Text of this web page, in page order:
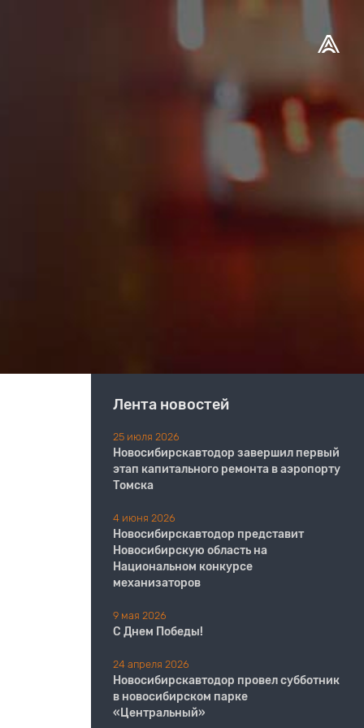
Лента новостей
25 июля 2026
Новосибирскавтодор завершил первый
этап капитального ремонта в аэропорту
Томска
4 июня 2026
Новосибирскавтодор представит
Новосибирскую область на
Национальном конкурсе
механизаторов
9 мая 2026
С Днем Победы!
24 апреля 2026
Новосибирскавтодор провел субботник
в новосибирском парке
«Центральный»